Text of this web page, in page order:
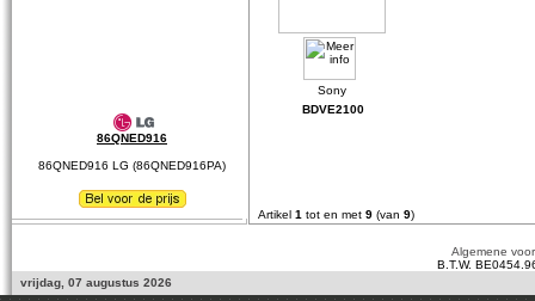
86QNED916
86QNED916 LG (86QNED916PA)
BDVE2100
Artikel 1 tot en met 9 (van 9)
Algemene
B.T.W.
vrijdag, 07 augustus 2026